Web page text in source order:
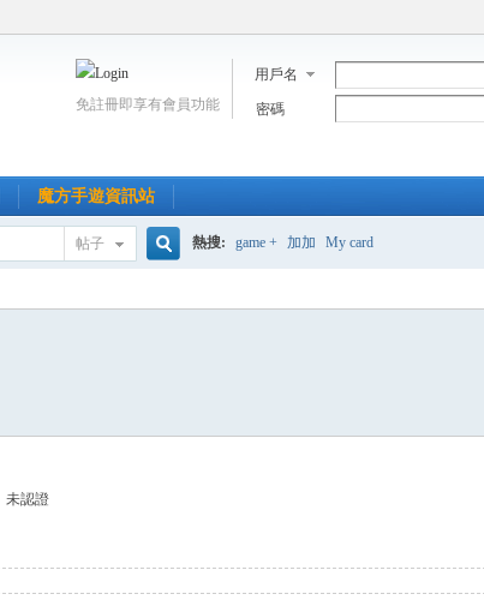
用戶名
密碼
免註冊即享有會員功能
魔方手遊資訊站
帖子 熱搜: game + 加加 My card
未認證